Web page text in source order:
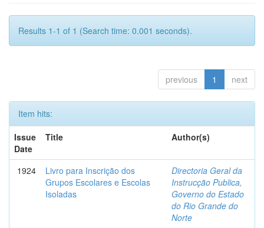
Results 1-1 of 1 (Search time: 0.001 seconds).
previous 1 next
Item hits:
Issue
Date
Title Author(s)
1924
Livro para Inscrição dos
Grupos Escolares e Escolas
Isoladas
Directoria Geral da
Instrucção Publica,
Governo do Estado
do Rio Grande do
Norte